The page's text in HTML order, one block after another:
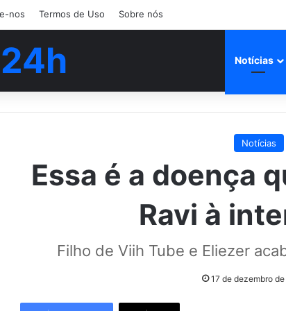
nos Termos de Uso Sobre nós
Notícias
Notícias
Essa é a doença
Ravi à
Filho de Viih Tube e Eliezer
17 de dezembro